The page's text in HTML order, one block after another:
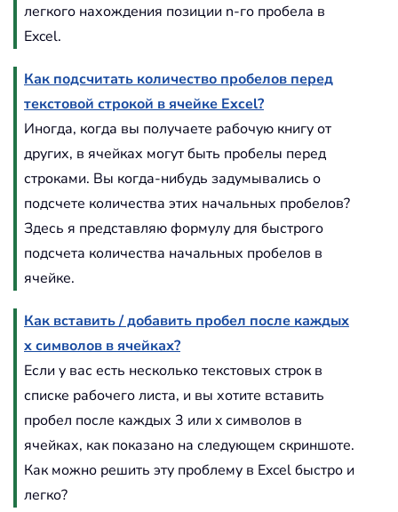
легкого нахождения позиции n-го пробела в
Excel.
Как подсчитать количество пробелов перед
текстовой строкой в ячейке Excel?
Иногда, когда вы получаете рабочую книгу от
других, в ячейках могут быть пробелы перед
строками. Вы когда-нибудь задумывались о
подсчете количества этих начальных пробелов?
Здесь я представляю формулу для быстрого
подсчета количества начальных пробелов в
ячейке.
Как вставить / добавить пробел после каждых
x символов в ячейках?
Если у вас есть несколько текстовых строк в
списке рабочего листа, и вы хотите вставить
пробел после каждых 3 или x символов в
ячейках, как показано на следующем скриншоте.
Как можно решить эту проблему в Excel быстро и
легко?